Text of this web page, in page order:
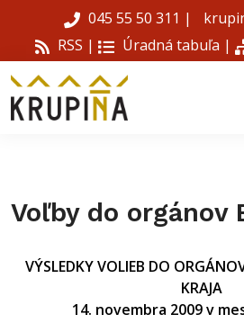
045 55 50 311 |
RSS |
Úradná tabuľa |
Voľby do orgánov
VÝSLEDKY VOLIEB DO
KRAJA
14. novembra 2009 v